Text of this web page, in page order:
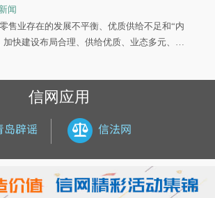
闻
售业存在的发展不平衡、优质供给不足和“内
加快建设布局合理、供给优质、业态多元、智
信网应用